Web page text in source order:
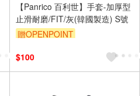
【Panrico 百利世】手套-加厚型
止滑耐磨/FIT/灰(韓國製造) S號
贈OPENPOINT
$100